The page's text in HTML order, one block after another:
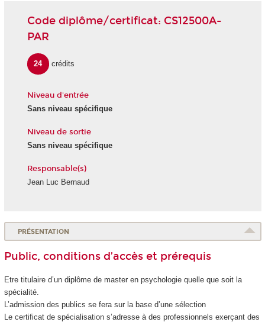
Code diplôme/certificat: CS12500A-
PAR
24 crédits
Niveau d'entrée
Sans niveau spécifique
Niveau de sortie
Sans niveau spécifique
Responsable(s)
Jean Luc Bernaud
PRÉSENTATION
Public, conditions d’accès et prérequis
Etre titulaire d’un diplôme de master en psychologie quelle que soit la
spécialité.
L’admission des publics se fera sur la base d’une sélection
Le certificat de spécialisations’adresse à des professionnels exerçant des